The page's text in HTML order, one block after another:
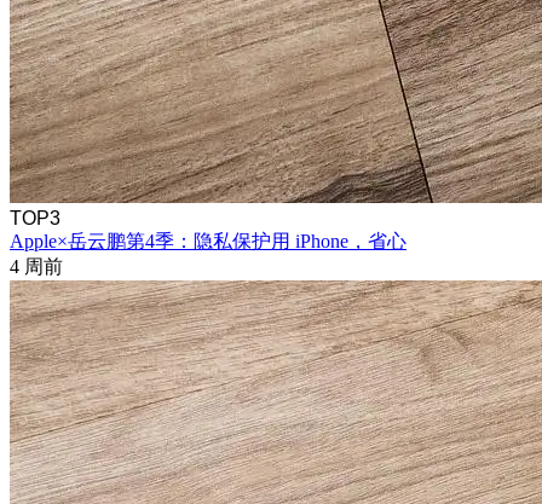
TOP3
Apple×岳云鹏第4季：隐私保护用 iPhone，省心
4 周前